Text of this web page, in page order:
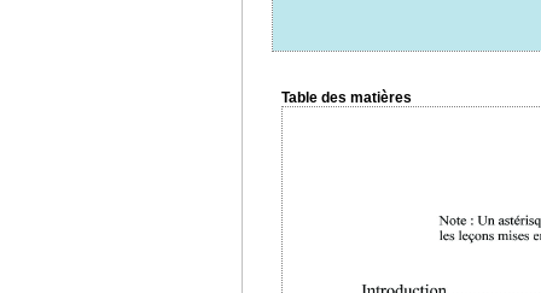
Table des matières